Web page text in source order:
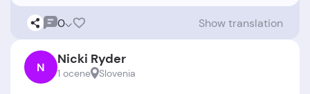
0 Show translation
N Nicki Ryder
1 ocene Slovenia